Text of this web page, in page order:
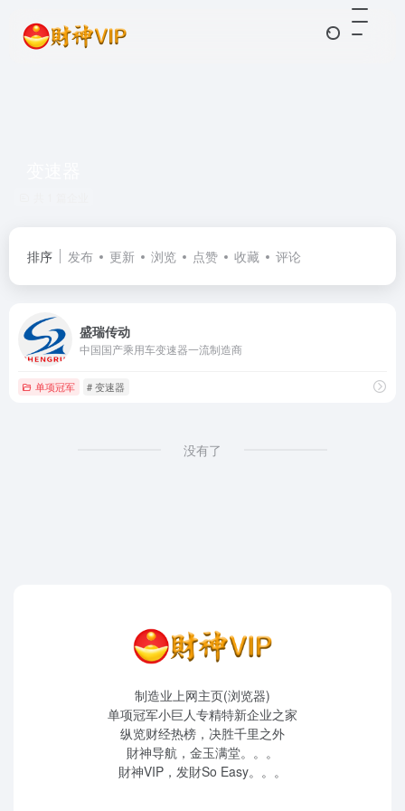
排序 发布 更新 浏览 点赞 收藏 评论
盛瑞传动
中国国产乘用车变速器一流制造商
单项冠军 # 变速器
没有了
制造业上网主页(浏览器)
单项冠军小巨人专精特新企业之家
纵览财经热榜，决胜千里之外
財神导航，金玉满堂。。。
財神VIP，发財So Easy。。。